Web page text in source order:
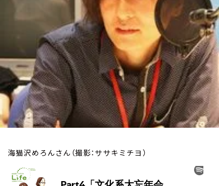
海猫沢めろんさん（撮影：ササキミチヨ）